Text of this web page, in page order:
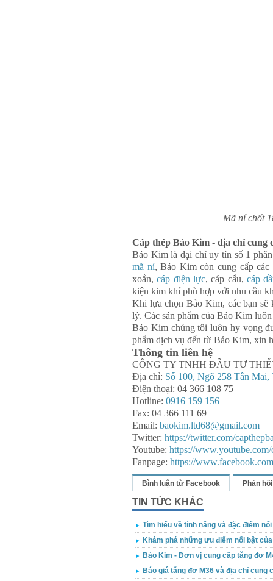
Mã ní chốt
Cáp thép Bảo Kim - địa chỉ cung
Bảo Kim là đại chỉ uy tín số 1
mã ní, Bảo Kim còn cung cấp các
xoắn,cáp điện lực, cáp cẩu, cáp
kiện kim khí phù hợp với nhu cầu
Khi lựa chọn Bảo Kim, các bạn
lý. Các sản phẩm của Bảo Kim
Bảo Kim chúng tôi luôn hy vọng
phẩm dịch vụ đến từ Bảo Kim, xin
Thông tin liên hệ
CÔNG TY TNHH ĐẦU TƯ
Địa chỉ: Số 100, Ngõ 258 Tân
Điện thoại: 04 366 108 75
Hotline: 0916 159 156
Fax: 04 366 111 69
Email: baokim.ltd68@gmail.com
Twitter: https://twitter.com/
Youtube: https://
Fanpage: https://
Bình luận từ Facebook Phản hồi
TIN TỨC KHÁC
Tìm hiểu về tính năng và đặc điểm
Khám phá những ưu điểm nổi bật
Bảo Kim - Đơn vị cung cấp tăng đơ
Báo giá tăng đơ M36 và địa chỉ